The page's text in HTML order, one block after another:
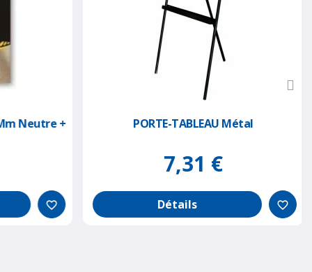
Neutre +
favorite_border
PORTE-TABLEAU Métal
7,31 €
Détails favorite_border